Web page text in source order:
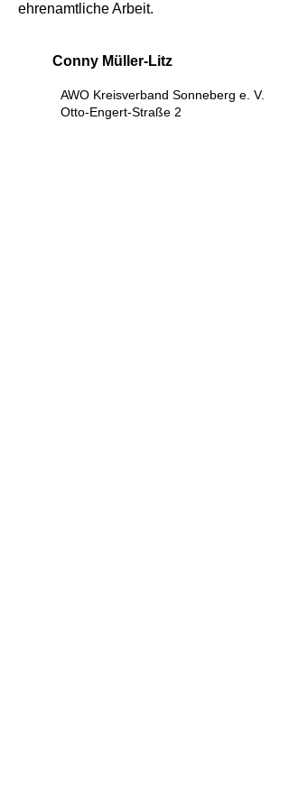
ehrenamtliche Arbeit.
AWO Kreisverband Sonneberg e. V.
Otto-Engert-Straße 2
Conny Müller-Litz